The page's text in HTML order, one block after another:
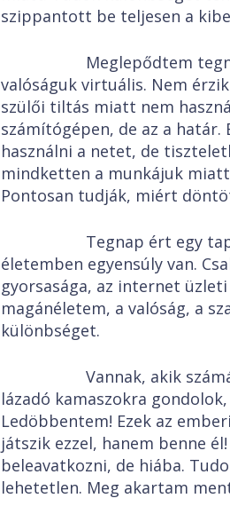
szippantott be teljesen a
Meglepődtem tegnap
valóságuk virtuális. Nem
szülői tiltás miatt nem
számítógépen, de az a
használni a netet, de
mindketten a munkájuk
Pontosan tudják, miért
Tegnap ért egy
életemben egyensúly van.
gyorsasága, az internet
magánéletem, a valóság, a
különbséget.
Vannak, akik
lázadó kamaszokra
Ledöbbentem! Ezek az
játszik ezzel, hanem benne
beleavatkozni, de hiába.
lehetetlen. Meg akartam